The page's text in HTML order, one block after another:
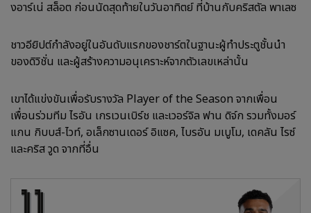
งอาร์เน่ สล็อต ก่อนนัดสุดท้ายในวันอาทิตย์ ที่บ้านกับคริสตัล พาเลซ
ชาวอียิปต์กำลังอยู่ในอันดับแรกของชาร์ตในฐานะผู้ทำประตูชั้นนำ
ของดิวิชั่น และผู้สร้างความอนุเคราะห์จากตัวเลขเหล่านั้น
เขาได้แข่งขันเพื่อรับรางวัล Player of the Season จากเพื่อน
เพื่อนร่วมทีม ไรอัน เกรเวนเบิร์ช และเวอร์จิล ฟาน ดิจ์ก รวมทั้งมอร์
แกน กิบบส์-ไวท์, อเล็กซานเดอร์ อิแซค, ไบรอัน มเบูโม, เดคลัน ไรซ์
และคริส วูด จากที่อื่น